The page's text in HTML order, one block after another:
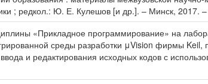
; редкол.: Ю. Е. Кулешов [и др.]. – Минск, 2017.
«Прикладное программирование» на
среды разработки μVision фирмы
и редактирования исходных кодов с